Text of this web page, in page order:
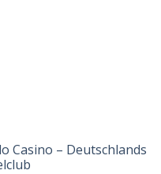
Casino – Deutschlands